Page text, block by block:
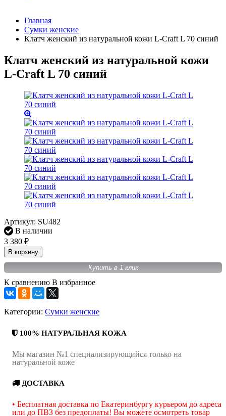
Главная
Сумки женские
Клатч женский из натуральной кожи L-Craft L 70 синий
Клатч женский из натуральной кожи
L-Craft L 70 синий
Артикул: SU482
В наличии
3 380 ₽
В корзину
Купить в 1 клик
К сравнению В избранное
Категории: Сумки женские
100% НАТУРАЛЬНАЯ КОЖА
Мы магазин №1 специализирующийся только на
натуральной коже
ДОСТАВКА
• Бесплатная доставка по Екатеринбургу курьером до адреса
или до ПВЗ без предоплаты! Вы можете осмотреть товар